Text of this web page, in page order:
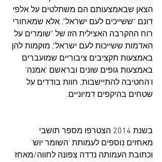
הצאן שבאמצעותם הם משתלטים על אלפי
דונם "ששייכים לעם ישראל". אלא שמאחורי
רוח ההקרבה האצילית הזו של "שומרים על
האדמות ששייכות לעם ישראל", מוקמות להן
באמצעות תקציבים ציבוריים שמועברים
באמצעות גופים שונים ובראשם 'אמנה'
ו'החטיבה להתיישבות', חוות בודדים על
שטחים בהיקפים דמיוניים.
בשנת 2014 הצטרפו מספר תושבי
מאחזים נוספים לעמותת 'השומר יוש'
וכתובת העמותה נדדה צפונה לחווה/מאחז